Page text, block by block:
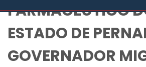
FARMACÊUTICO
ESTADO DE
GOVERNADOR